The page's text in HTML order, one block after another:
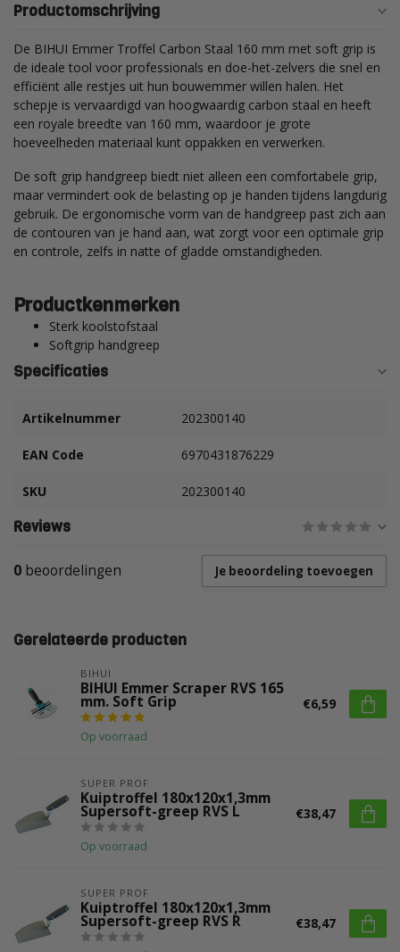
Productomschrijving
De BIHUI Emmer Troffel Carbon Staal 160 mm met soft grip is
de ideale tool voor professionals en doe-het-zelvers die snel en
efficiënt alle restjes uit hun bouwemmer willen halen. Het
schepje is vervaardigd van hoogwaardig carbon staal en heeft
een royale breedte van 160 mm, waardoor je grote
hoeveelheden materiaal kunt oppakken en verwerken.
De soft grip handgreep biedt niet alleen een comfortabele grip,
maar vermindert ook de belasting op je handen tijdens langdurig
gebruik. De ergonomische vorm van de handgreep past zich aan
de contouren van je hand aan, wat zorgt voor een optimale grip
en controle, zelfs in natte of gladde omstandigheden.
Productkenmerken
Sterk koolstofstaal
Softgrip handgreep
Specificaties
Artikelnummer 202300140
EAN Code 6970431876229
SKU 202300140
Reviews
0 beoordelingen Je beoordeling toevoegen
Gerelateerde producten
BIHUI
BIHUI Emmer Scraper RVS 165
mm. Soft Grip
Op voorraad
€6,59
SUPER PROF
Kuiptroffel 180x120x1,3mm
Supersoft-greep RVS L
Op voorraad
€38,47
SUPER PROF
Kuiptroffel 180x120x1,3mm
Supersoft-greep RVS R €38,47